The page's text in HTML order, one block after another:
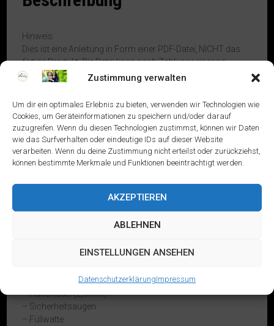
Zustimmung verwalten
Um dir ein optimales Erlebnis zu bieten, verwenden wir Technologien wie
Cookies, um Geräteinformationen zu speichern und/oder darauf
zuzugreifen. Wenn du diesen Technologien zustimmst, können wir Daten
wie das Surfverhalten oder eindeutige IDs auf dieser Website
verarbeiten. Wenn du deine Zustimmung nicht erteilst oder zurückziehst,
können bestimmte Merkmale und Funktionen beeinträchtigt werden.
AKZEPTIEREN
ABLEHNEN
EINSTELLUNGEN ANSEHEN
DatenschutzerklärungImpressum
Ram
Hinweis:
Dies ist eine Anleitung in Form einer PDF-Datei, NICHT das
fertige Produkt. Die Datei kann nach Zahlungseingang
sofort runtergeladen werden.
Sprachen/Languages:
– German
– English
Die Anleitung ist ausführlich und verständlich inkl. Bilder
erklärt.
Abnahme bzw. Zunahme, Kettmasche usw. sollten
– Häkelnadel (2,5mm)
– Sicherheitsaugen
– Füllwatte